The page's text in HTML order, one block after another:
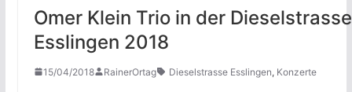
Omer Klein Trio in der Dieselstrasse
Esslingen 2018
15/04/2018 RainerOrtag Dieselstrasse Esslingen, Konzerte